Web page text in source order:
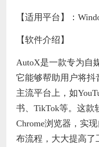
【适用平台】：
【软件介绍】
AutoX是一款专为自
它能够帮助用户将抖
主流平台上，如
书、TikTok等。这款
Chrome浏览器，实
布流程，大大提高